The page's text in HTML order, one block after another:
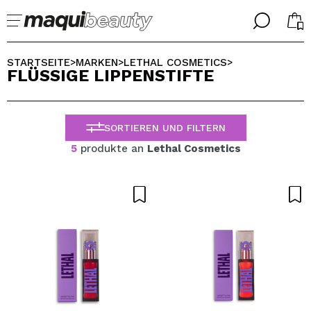
╳
Ich bin bereits #maquilover, ich habe ein Konto
Ich habe hier kein Konto
╳
WÄHLE DEINE SPRACHE
ALEMAN
ESPAÑOL
ENGLISH
FRANCES
STARTSEITE>MARKEN>LETHAL COSMETICS>
FLÜSSIGE LIPPENSTIFTE
SORTIEREN UND FILTERN
5produkte an Lethal Cosmetics